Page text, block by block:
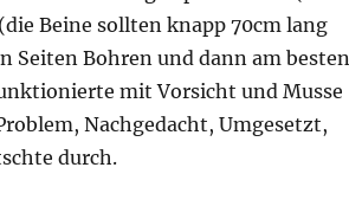
Beine sollten knapp 70cm lang
Seiten Bohren und dann am besten
mit Vorsicht und Musse
Nachgedacht, Umgesetzt,
durch.